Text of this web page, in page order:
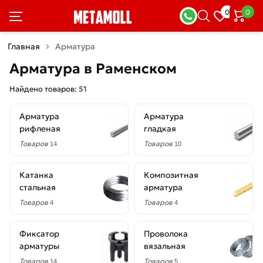
0 0
Главная Арматура
Арматура в Раменском
Найдено товаров: 51
Арматура
рифленая
Товаров 14
Арматура
гладкая
Товаров 10
Катанка
стальная
Товаров 4
Композитная
арматура
Товаров 4
Фиксатор
арматуры
Товаров 14
Проволока
вязальная
Товаров 5
Фильтры
×
скидкой
Цена
руб.
1.2
мм